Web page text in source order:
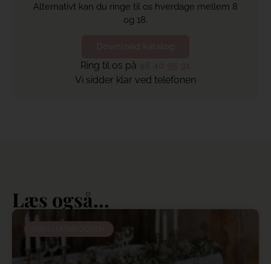
Alternativt kan du ringe til os hverdage mellem 8
og 18.
Ring til os på
Vi sidder klar ved telefonen
Læs også...